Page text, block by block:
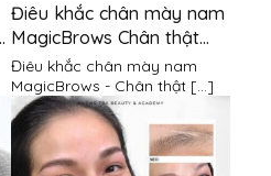
Điêu khắc chân mày nam
MagicBrows Chân thật
đến từng milimet
Điêu khắc chân mày nam
MagicBrows - Chân thật [...]